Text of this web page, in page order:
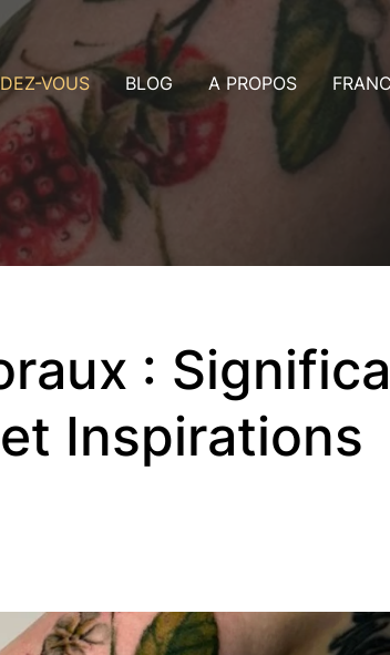
VOUS
Consultation
Rendez-vous
Payer un acompte
BLOG A PROPOS
:
Inspirations